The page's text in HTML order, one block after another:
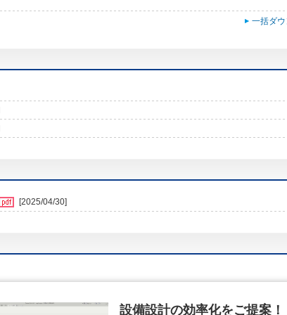
一括ダ
[2025/04/30]
設備設計の効率化をご提案！